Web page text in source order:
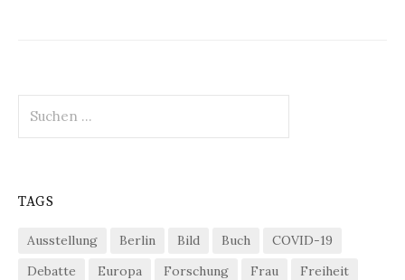
nach:
TAGS
Ausstellung Berlin Bild Buch
COVID-19
Debatte
Europa Forschung Frau
Freiheit